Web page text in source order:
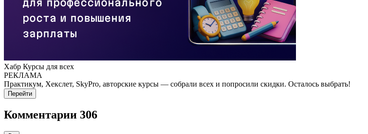
Хабр Курсы для всех
РЕКЛАМА
Практикум, Хекслет, SkyPro, авторские курсы — собрали всех и попросили скидки. Осталось выбрать!
Перейти
Комментарии 306